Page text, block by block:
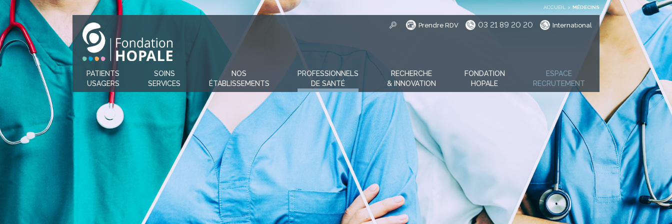
ACCUEIL > MÉDECINS
Prendre RDV 03 21 89 20 20 International
PATIENTS
USAGERS
SOINS
SERVICES
NOS
ÉTABLISSEMENTS
PROFESSIONNELS
DE SANTÉ
RECHERCHE
& INNOVATION
FONDATION
HOPALE
ESPACE
RECRUTEMENT